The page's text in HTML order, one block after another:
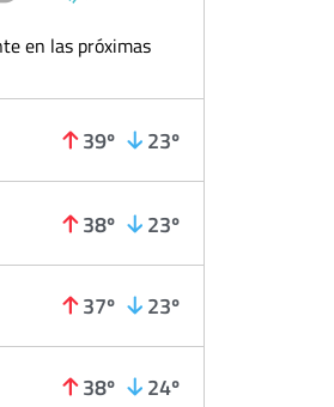
en las próximas
39º 23º
38º 23º
37º 23º
38º 24º